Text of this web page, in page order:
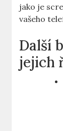
jako je
vašeho
Další
jejich